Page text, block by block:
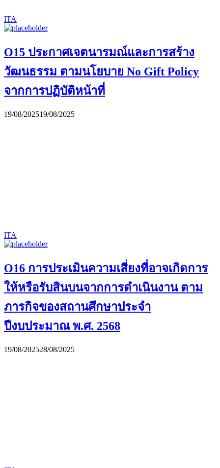
ITA
O15 ประกาศเจตนารมณ์และการสร้าง
วัฒนธรรม ตามนโยบาย No Gift Policy
จากการปฏิบัติหน้าที่
19/08/202519/08/2025
ITA
O16 การประเมินความเสี่ยงที่อาจเกิดการ
ให้หรือรับสินบนจากการดำเนินงาน ตาม
ภารกิจของสถานศึกษาประจำ
ปีงบประมาณ พ.ศ. 2568
19/08/202528/08/2025